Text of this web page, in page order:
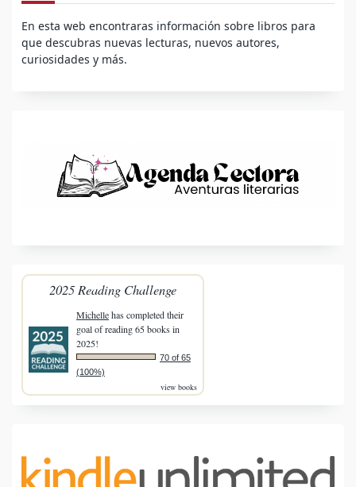
En esta web encontraras información sobre libros para
que descubras nuevas lecturas, nuevos autores,
curiosidades y más.
2025 Reading Challenge
Michellehas completed their
goal of reading 65 books in
2025!
70 of 65
(100%)
view books